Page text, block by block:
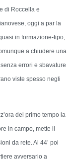
di Roccella e
oggi a par la
in formazione-tipo,
a chiudere una
errori e sbavature
viste spesso negli
del primo tempo la
in campo, mette il
da rete. Al 44’ poi
avversario a